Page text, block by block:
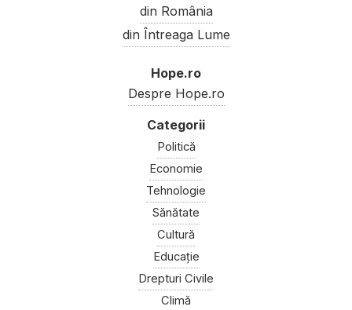
din România
din Întreaga Lume
Hope.ro
Despre Hope.ro
Politică
Economie
Tehnologie
Sănătate
Cultură
Educație
Drepturi Civile
Climă